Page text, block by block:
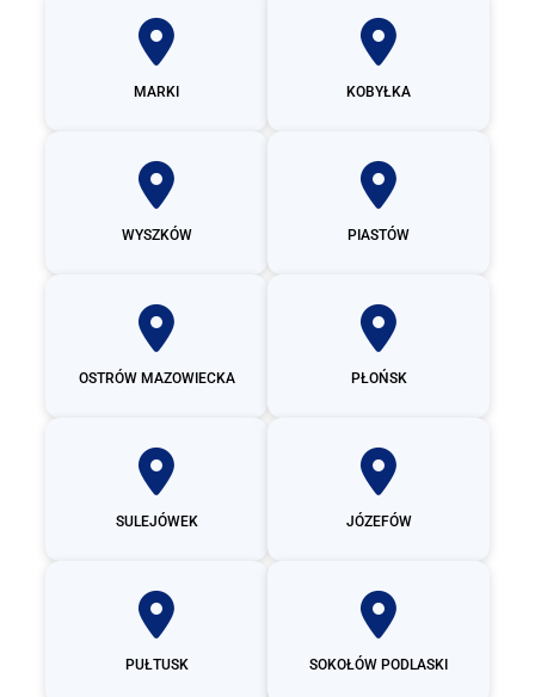
MARKI KOBYŁKA
WYSZKÓW PIASTÓW
OSTRÓW MAZOWIECKA PŁOŃSK
SULEJÓWEK JÓZEFÓW
PUŁTUSK SOKOŁÓW PODLASKI